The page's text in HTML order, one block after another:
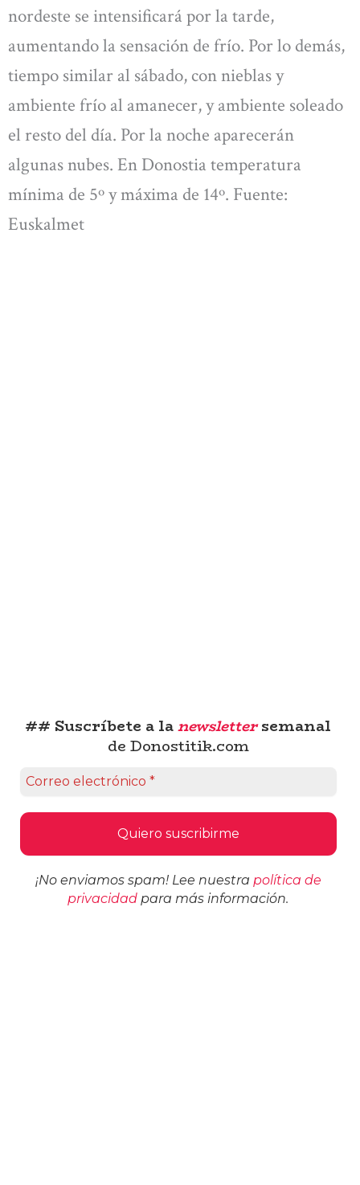
nordeste se intensificará por la tarde,
aumentando la sensación de frío. Por lo demás,
tiempo similar al sábado, con nieblas y
ambiente frío al amanecer, y ambiente soleado
el resto del día. Por la noche aparecerán
algunas nubes. En Donostia temperatura
mínima de 5º y máxima de 14º. Fuente:
Euskalmet
## Suscríbete a lanewslettersemanal
de Donostitik.com
¡No enviamos spam! Lee nuestra política de
privacidad para más información.